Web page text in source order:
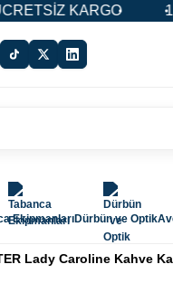
KARGO 14
EkipmanlarıDürbün ve Optik
Lady Caroline Kahve